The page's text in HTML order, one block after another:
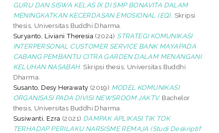
GURU DAN SISWA KELAS IX DI SMP BONAVITA DALAM
MENINGKATKAN KECERDASAN EMOSIONAL (EQ). Skripsi
thesis, Universitas Buddhi Dharma.
Suryanto, Liviani Theresia (2024) STRATEGI KOMUNIKASI
INTERPERSONAL CUSTOMER SERVICE BANK MAYAPADA
CABANG PEMBANTU CITRA GARDEN DALAM MENANGANI
KELUHAN NASABAH. Skripsi thesis, Universitas Buddhi
Dharma.
Susanto, Desy Herawaty (2019) MODEL KOMUNIKASI
ORGANISASI PADA DIVISI NEWSROOM JAKTV. Bachelor
thesis, Universitas Buddhi Dharma.
Susiwanti, Ezra (2021) DAMPAK APLIKASI TIK TOK
TERHADAP PERILAKU NARSISME REMAJA (Studi Deskriptif